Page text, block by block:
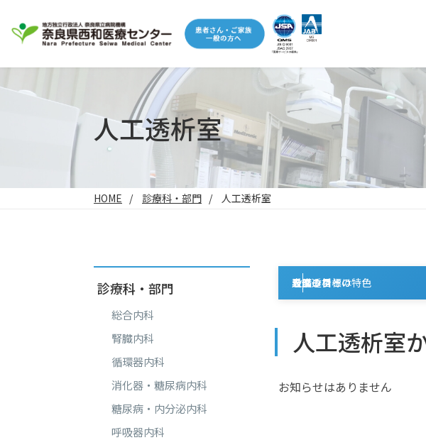
人工透析室
HOME 診療科・部門 人工透析室
診療科・部門
総合内科
腎臓内科
循環器内科
消化器・糖尿病内科
糖尿病・内分泌内科
呼吸器内科
人工透析とは
当センターの特色
看護の目標
スタッフ
設備
人工透析室
お知らせはありません